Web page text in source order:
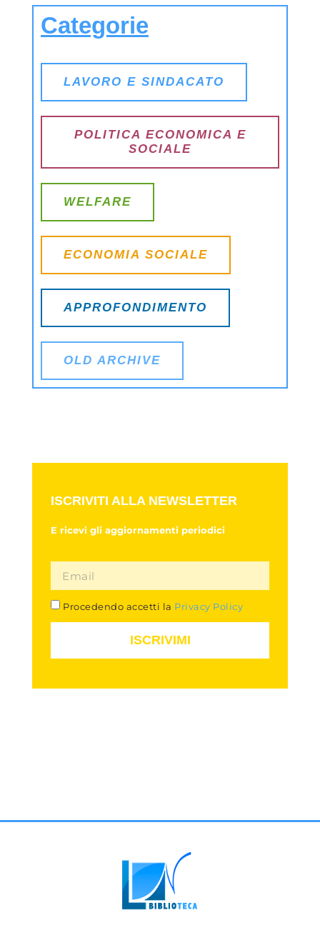
Categorie
LAVORO E SINDACATO
POLITICA ECONOMICA E
SOCIALE
WELFARE
ECONOMIA SOCIALE
APPROFONDIMENTO
OLD ARCHIVE
ISCRIVITI ALLA NEWSLETTER
E ricevi gli aggiornamenti periodici
Procedendo accetti la Privacy Policy
ISCRIVIMI